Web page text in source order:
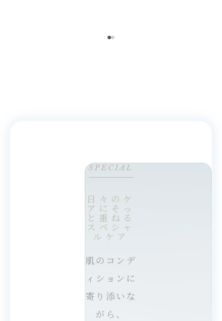
SPECIAL
日々のケ
アにそっ
と重ねる
スペシャ
ルケア
肌のコンデ
ィションに
寄り添いな
がら、